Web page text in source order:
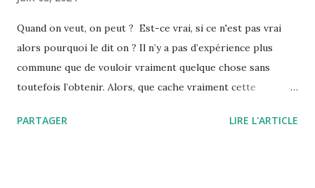
Quand on veut, on peut ? Est-ce vrai, si ce n'est pas vrai
alors pourquoi le dit on ? Il n’y a pas d’expérience plus
commune que de vouloir vraiment quelque chose sans
toutefois l’obtenir. Alors, que cache vraiment cette
donner les moyens" ? Pourquoi, quand on veut, on ne peut
PARTAGER LIRE L'ARTICLE